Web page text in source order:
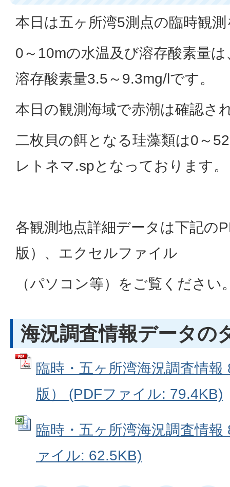
本日は五ヶ所湾5測点の臨時観
0～10mの水温及び溶存酸素量
溶存酸素量3.5～9.3mg/lです。
本日の観測海域で赤潮は確認さ
二枚貝の餌となる珪藻類は0～
レトネマ.spとなっております。
各観測地点詳細データは下記の
版）、エクセルファイル
（パソコン等）をご覧ください
海況調査情報データの
臨時・五ヶ所湾海況調査情
版） (PDFファイル: 79.4KB)
臨時・五ヶ所湾海況調査情
ァイル: 62.5KB)